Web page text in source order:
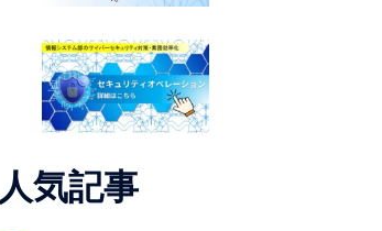
人気記事